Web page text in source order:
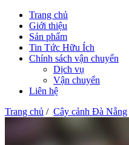
Trang chủ
Giới thiệu
Sản phẩm
Tin Tức Hữu Ích
Chính sách vận chuyển
Dịch vụ
Vận chuyển
Liên hệ
Trang chủ / Cây cảnh Đà Nẵng